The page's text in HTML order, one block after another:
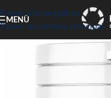
Passer à la navigation
Passer au contenu principal
MENÜ